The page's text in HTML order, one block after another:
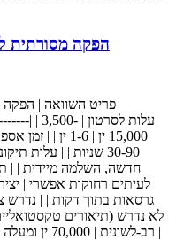
הפקה מסורתית
| |
עלות לסרטון
| 3,500-
15,000 ין | 1-6 ין | |
זמן
30-90 שניות | |
עלות
חדשה, השלמה מיידית | |
גרסאות בתוך דקות | | נדרש
לא נדרש (תיאורים
רב-לשונית | 70,000 ין ומעלה לסרטון | פשוט לשנות את הטקסט המוצג |